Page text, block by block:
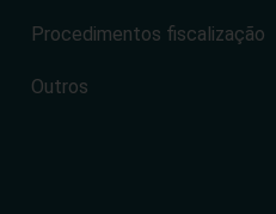
Procedimentos fiscalização
Outros